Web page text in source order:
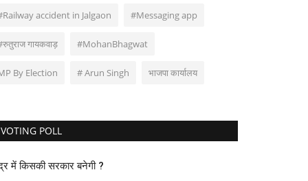
accident in Jalgaon #Messaging app
गायकवाड़ #MohanBhagwat
By Election # Arun Singh भाजपा कार्यालय
VOTING POLL
में किसकी सरकार बनेगी ?